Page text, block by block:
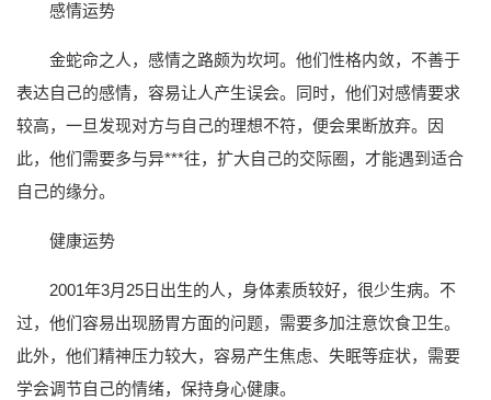
感情运势
金蛇命之人，感情之路颇为坎坷。他们性格内敛，不善于
表达自己的感情，容易让人产生误会。同时，他们对感情要求
较高，一旦发现对方与自己的理想不符，便会果断放弃。因
此，他们需要多与异***往，扩大自己的交际圈，才能遇到适合
自己的缘分。
健康运势
2001年3月25日出生的人，身体素质较好，很少生病。不
过，他们容易出现肠胃方面的问题，需要多加注意饮食卫生。
此外，他们精神压力较大，容易产生焦虑、失眠等症状，需要
学会调节自己的情绪，保持身心健康。